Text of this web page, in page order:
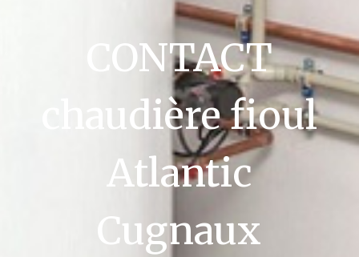
CONTACT
chaudière fioul
Atlantic
Cugnaux